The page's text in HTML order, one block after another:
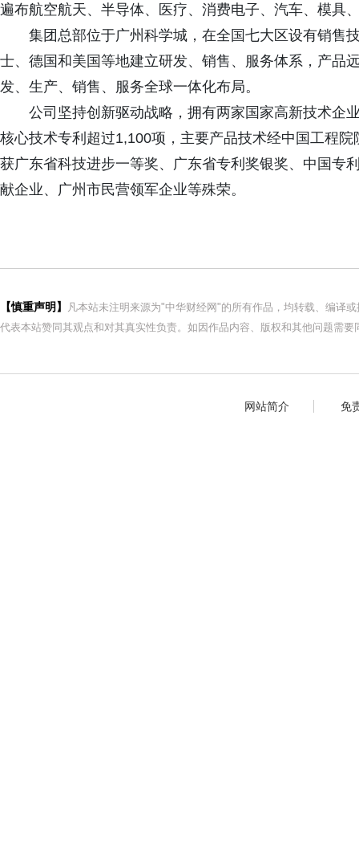
遍布航空航天、半导体、医疗、消费电子、汽车、模具
集团总部位于广州科学城，在全国七大区设有销售
士、德国和美国等地建立研发、销售、服务体系，产品
发、生产、销售、服务全球一体化布局。
公司坚持创新驱动战略，拥有两家国家高新技术企
核心技术专利超过1,100项，主要产品技术经中国工程
获广东省科技进步一等奖、广东省专利奖银奖、中国专
献企业、广州市民营领军企业等殊荣。
【慎重声明】
凡本站未注明来源为"中华财经网"的所有作品，均转载、编译
代表本站赞同其观点和对其真实性负责。如因作品内容、版权和其他问题需
网站简介 免